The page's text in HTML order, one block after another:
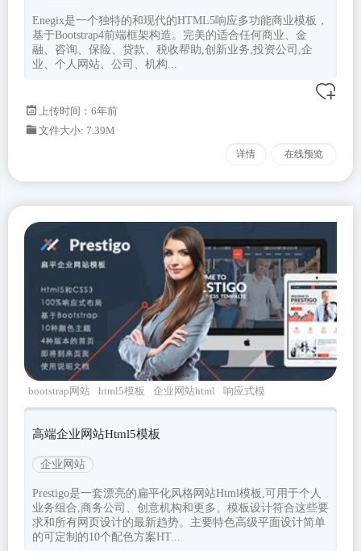
Enegix是一个独特的和现代的HTML5响应多功能商业模板，
基于Bootstrap4前端框架构造。完美的适合任何商业、金
融、咨询、保险、贷款、税收帮助,创新业务,投资公司,企
业、个人网站、公司、机构...
上传时间：6年前
文件大小: 7.39M
详情 在线预览
bootstrap网站 html5模板 企业网站html
响应式模
板
Prestigo
高端企业网站Html5模板
企业网站
Prestigo是一套漂亮的扁平化风格网站Html模板,可用于个人
业务组合,商务公司、创意机构和更多。模板设计符合这些要
求和所有网页设计的最新趋势。主要特色高级平面设计简单
的可定制的10个配色方案HT...